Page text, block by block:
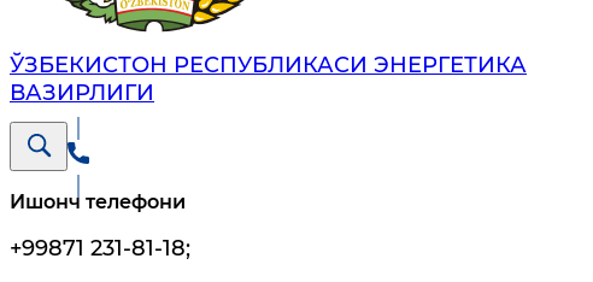
ЎЗБЕКИСТОН РЕСПУБЛИКАСИ ЭНЕРГЕТИКА
ВАЗИРЛИГИ
Ишонч телефони
+99871 231-81-18;